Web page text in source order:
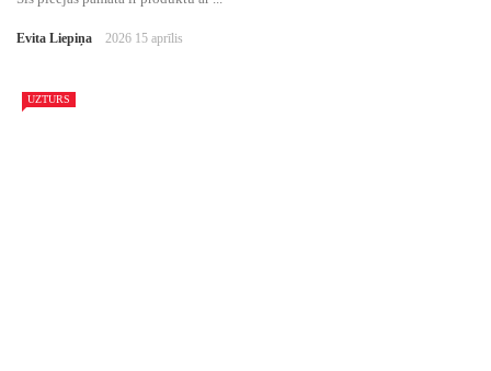
Evita Liepiņa 2026 15 aprīlis
UZTURS